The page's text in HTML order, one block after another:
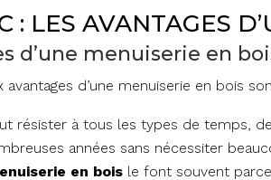
: LES AVANTAGES
d’une menuiserie en
avantages d’une menuiserie en bois
résister à tous les types de temps,
années sans nécessiter
en bois le font souvent